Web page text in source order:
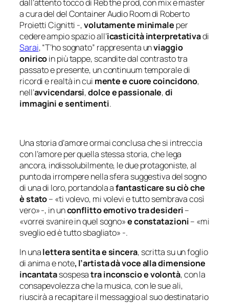
dall’attento tocco di Reb the prod, con mix e master
a cura del delContainer Audio Roomdi Roberto
Proietti Cignitti -,volutamente minimale per
cedere ampio spazio all’icasticità interpretativadi
Sarai, “T’ho sognato” rappresenta unviaggio
oniricoin più tappe, scandite dal contrasto tra
passato e presente, un continuum temporale di
ricordi e realtà in cui mente e cuore coincidono,
nell’avvicendarsi,dolce e passionale,di
immagini e sentimenti.
Una storia d’amore ormai conclusa che si intreccia
con l’amore per quella stessa storia, che lega
ancora, indissolubilmente, le due protagoniste, al
punto da irrompere nella sfera suggestiva del sogno
di una di loro, portandola afantasticare su ciò che
è stato– «ti volevo, mi volevi e tutto sembrava così
vero» -, in unconflitto emotivo tra desideri–
«vorrei svanire in quel sogno»e constatazioni– «mi
sveglio ed è tutto sbagliato» -.
In unalettera sentita e sincera, scritta su un foglio
di anima e note, l’artista dà voce alla dimensione
incantatasospesatra inconscio e volontà, con la
consapevolezza che la musica, con le sue ali,
riuscirà a recapitare il messaggio al suo destinatario